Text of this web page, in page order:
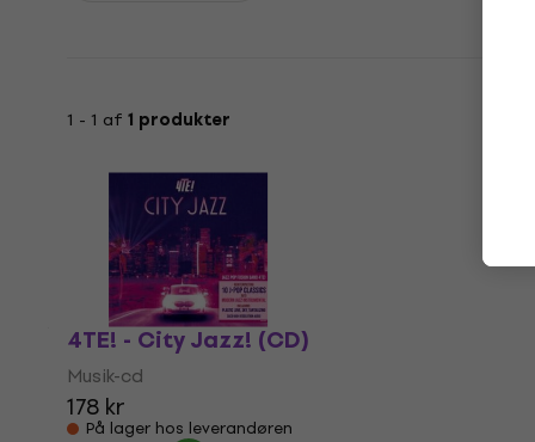
1 - 1 af 1 produkter
4TE! - City Jazz! (CD)
Musik-cd
178 kr
På lager hos leverandøren